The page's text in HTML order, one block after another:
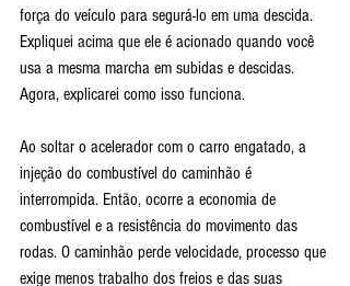
força do veículo para segurá-lo em uma descida.
Expliquei acima que ele é acionado quando você
usa a mesma marcha em subidas e descidas.
Agora, explicarei como isso funciona.
Ao soltar o acelerador com o carro engatado, a
injeção do combustível do caminhão é
interrompida. Então, ocorre a economia de
combustível e a resistência do movimento das
rodas. O caminhão perde velocidade, processo que
exige menos trabalho dos freios e das suas